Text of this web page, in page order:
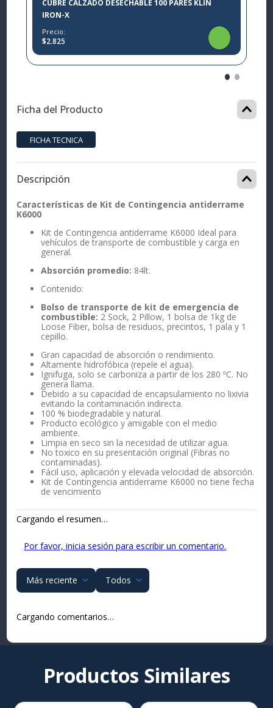
CUBRE CALZADO DESECHABLE 100 PARES KLIN
IRON-X
Precio:
$2.825
Ficha del Producto
Descripción
Características de Kit de Contingencia antiderrame
K6000
Kit de Contingencia antiderrame K6000 Ideal para
vehículos de transporte de combustible y carga en
general.
Absorción promedio: 84lt.
Contenido:
Bolso de transporte de kit de emergencia de
combustible: 2 Sock, 2 Pillow, 1 bolsa de 1kg de
Loose Fiber, bolsa de residuos, precintos, 1 pala y 1
cepillo.
Gran capacidad de absorción o rendimiento.
Altamente hidrofóbica (repele el agua).
Ignifuga, solo se carboniza a partir de los 280 ºC. No
genera llama.
Debido a su capacidad de encapsulamiento no lixivia
evitando la contaminación indirecta.
100 % biodegradable y natural.
Producto ecológico y amigable con el medio
ambiente.
Limpia en seco sin la necesidad de utilizar agua.
No toxico en su presentación original (Fibras no
contaminadas).
Fácil uso, aplicación y elevada velocidad de absorción.
Kit de Contingencia antiderrame K6000 no tiene fecha
de vencimiento
Cargando el resumen…
Por favor, inicia sesión para escribir un comentario.
Más reciente Todos
Cargando comentarios…
Productos Similares